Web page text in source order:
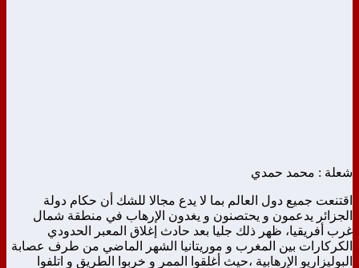
شعلة : محمد حمدي
اقتنعت جميع دول العالم بما لا يدع مجالا للشك أن حكام دولة
الجزائر يدعمون و يحتصنون و يغدون الإرهاب في منطقة شمال
غرب أفريقيا، ظهر ذلك جليا بعد حادث إغلاق المعبر الحدودي
الكركارات بين المغرب و موريتانيا الشهر الماضي من طرف عصابة
البوليزاريو الإرهابية ،حيث أغلقوا الممر و خربوا الطريق و اتلفوا